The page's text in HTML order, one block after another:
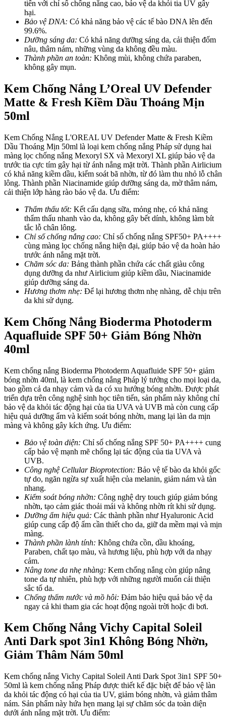
tiến với chỉ số chống nắng cao, bảo vệ da khỏi tia UV gây
hại.
Bảo vệ DNA: Có khả năng bảo vệ các tế bào DNA lên đến
99.6%.
Dưỡng sáng da: Có khả năng dưỡng sáng da, cải thiện đốm
nâu, thâm nám, những vùng da không đều màu.
Thành phần an toàn: Không mùi, không chứa paraben,
không gây mụn.
Kem Chống Nắng L’Oreal UV Defender
Matte & Fresh Kiềm Dầu Thoáng Mịn
50ml
Kem Chống Nắng L'OREAL UV Defender Matte & Fresh Kiềm
Dầu Thoáng Mịn 50ml là loại kem chống nắng Pháp sử dụng hai
màng lọc chống nắng Mexoryl SX và Mexoryl XL giúp bảo vệ da
trước tia cực tím gây hại từ ánh nắng mặt trời. Thành phần Airlicium
có khả năng kiềm dầu, kiểm soát bã nhờn, từ đó làm thu nhỏ lỗ chân
lông. Thành phần Niacinamide giúp dưỡng sáng da, mờ thâm nám,
cải thiện lớp hàng rào bảo vệ da. Ưu điểm:
Thẩm thấu tốt: Kết cấu dạng sữa, mỏng nhẹ, có khả năng
thẩm thấu nhanh vào da, không gây bết dính, không làm bít
tắc lỗ chân lông.
Chỉ số chống nắng cao: Chỉ số chống nắng SPF50+ PA++++
cùng màng lọc chống nắng hiện đại, giúp bảo vệ da hoàn hảo
trước ánh nắng mặt trời.
Chăm sóc da: Bảng thành phần chứa các chất giàu công
dụng dưỡng da như Airlicium giúp kiềm dầu, Niacinamide
giúp dưỡng sáng da.
Hương thơm nhẹ: Để lại hương thơm nhẹ nhàng, dễ chịu trên
da khi sử dụng.
Kem Chống Nắng Bioderma Photoderm
Aquafluide SPF 50+ Giảm Bóng Nhờn
40ml
Kem chống nắng Bioderma Photoderm Aquafluide SPF 50+ giảm
bóng nhờn 40ml, là kem chống nắng Pháp lý tưởng cho mọi loại da,
bao gồm cả da nhạy cảm và da có xu hướng bóng nhờn. Được phát
triển dựa trên công nghệ sinh học tiên tiến, sản phẩm này không chỉ
bảo vệ da khỏi tác động hại của tia UVA và UVB mà còn cung cấp
hiệu quả dưỡng ẩm và kiểm soát bóng nhờn, mang lại làn da mịn
màng và không gây kích ứng. Ưu điểm:
Bảo vệ toàn diện: Chỉ số chống nắng SPF 50+ PA++++ cung
cấp bảo vệ mạnh mẽ chống lại tác động của tia UVA và
UVB.
Công nghệ Cellular Bioprotection: Bảo vệ tế bào da khỏi gốc
tự do, ngăn ngừa sự xuất hiện của melanin, giảm nám và tàn
nhang.
Kiểm soát bóng nhờn: Công nghệ dry touch giúp giảm bóng
nhờn, tạo cảm giác thoải mái và không nhờn rít khi sử dụng.
Dưỡng ẩm hiệu quả: Các thành phần như Hyaluronic Acid
giúp cung cấp độ ẩm cần thiết cho da, giữ da mềm mại và mịn
màng.
Thành phần lành tính: Không chứa cồn, dầu khoáng,
Paraben, chất tạo màu, và hương liệu, phù hợp với da nhạy
cảm.
Nâng tone da nhẹ nhàng: Kem chống nắng còn giúp nâng
tone da tự nhiên, phù hợp với những người muốn cải thiện
sắc tố da.
Chống thấm nước và mồ hôi: Đảm bảo hiệu quả bảo vệ da
ngay cả khi tham gia các hoạt động ngoài trời hoặc đi bơi.
Kem Chống Nắng Vichy Capital Soleil
Anti Dark spot 3in1 Không Bóng Nhờn,
Giảm Thâm Nám 50ml
Kem chống nắng Vichy Capital Soleil Anti Dark Spot 3in1 SPF 50+
50ml là kem chống nắng Pháp được thiết kế đặc biệt để bảo vệ làn
da khỏi tác động có hại của tia UV, giảm bóng nhờn, và giảm thâm
nám. Sản phẩm này hứa hẹn mang lại sự chăm sóc da toàn diện
dưới ánh nắng mặt trời. Ưu điểm: